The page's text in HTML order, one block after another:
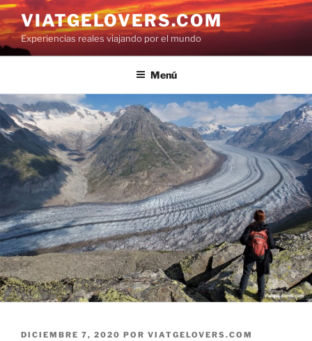
Saltar
al
contenido
VIATGELOVERS.COM
Experiencias reales viajando por el mundo
Menú
PUBLICADO
DICIEMBRE 7, 2020 POR VIATGELOVERS.COM